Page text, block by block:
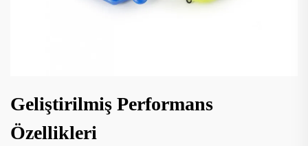
Geliştirilmiş Performans
Özellikleri